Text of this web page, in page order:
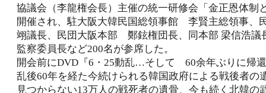
協議会（李龍権会長）主催の統一研修会「金正恩体制
開催され、駐大阪大韓民国総領事館 李賢主総領事
翊議長、民団大阪本部 鄭鉉権団長、同本部 梁信浩議
監察委員長など200名が参席した。
開会前にDVD『6・25動乱…そして 60余年ぶりに帰
乱後60年を経た今続けられる韓国政府による戦後者の
見つからない13万人の戦死者の遺骨、今も続く北韓の